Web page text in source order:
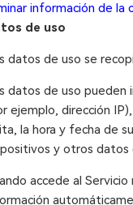
información de la
de uso
datos de uso se
datos de uso pueden
ejemplo, dirección
la hora y fecha de
y otros datos
accede al